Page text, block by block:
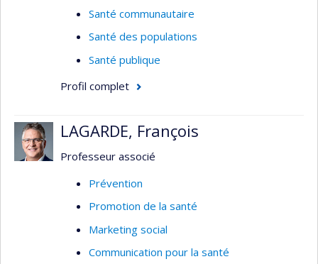
Santé communautaire
Santé des populations
Santé publique
Profil complet
LAGARDE, François
Professeur associé
Prévention
Promotion de la santé
Marketing social
Communication pour la santé